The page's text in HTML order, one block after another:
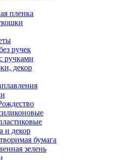
пленка
ручек
ручками
декор
и декор
бумага
зелень